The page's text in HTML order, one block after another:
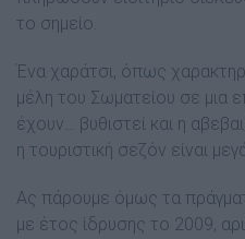
το σημείο.
Ένα χαράτσι, όπως
μέλη του Σωματείου σε
έχουν… βυθιστεί και η
η τουριστική σεζόν είναι
Ας πάρουμε όμως τα
με έτος ίδρυσης το 2009,